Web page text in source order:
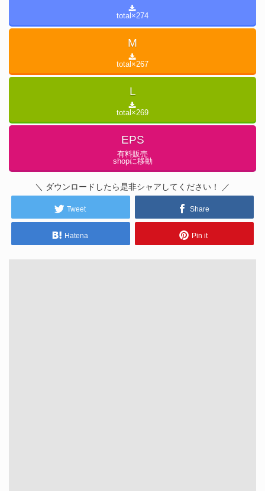
total×274
M
total×267
L
total×269
EPS
有料販売
shopに移動
＼ ダウンロードしたら是非シャアしてください！ ／
Tweet Share
Hatena Pin it